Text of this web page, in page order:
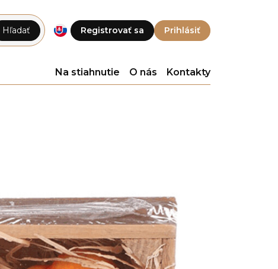
Registrovať sa Prihlásiť
Hľadať
Na stiahnutie O nás Kontakty